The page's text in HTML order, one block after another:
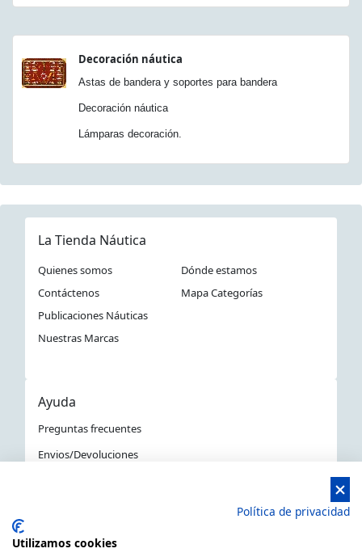
Decoración náutica
Astas de bandera y soportes para bandera
Decoración náutica
Lámparas decoración.
La Tienda Náutica
Quienes somos
Dónde estamos
Contáctenos
Mapa Categorías
Publicaciones Náuticas
Nuestras Marcas
Ayuda
Preguntas frecuentes
Envios/Devoluciones
Política de privacidad
Utilizamos cookies